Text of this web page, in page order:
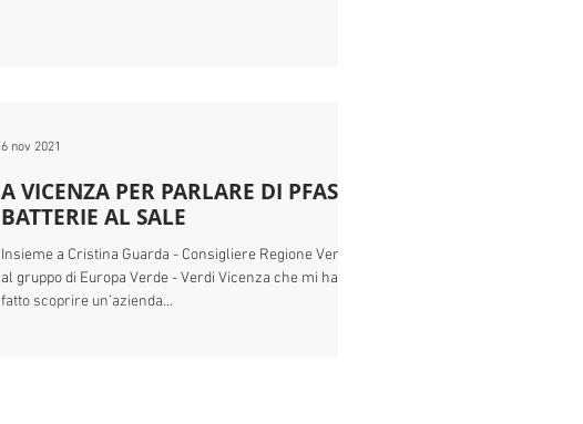
A VICENZA PER PARLARE DI PFAS E
BATTERIE AL SALE
Insieme a Cristina Guarda - Consigliere Regione Veneto e
al gruppo di Europa Verde - Verdi Vicenza che mi hanno
fatto scoprire un’azienda...
6 nov 2021